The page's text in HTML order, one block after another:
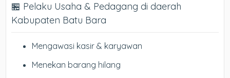
🏪 Pelaku Usaha & Pedagang di daerah
Kabupaten Batu Bara
Mengawasi kasir & karyawan
Menekan barang hilang